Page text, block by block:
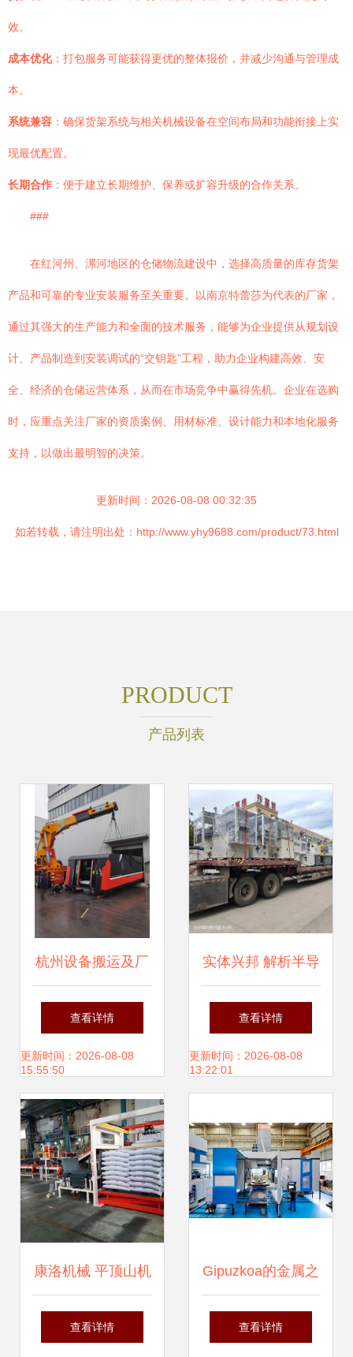
效。
成本优化：打包服务可能获得更优的整体报价，并减少沟通与管理成
本。
系统兼容 ：确保货架系统与相关机械设备在空间布局和功能衔接上实
现最优配置。
长期合作 ：便于建立长期维护、保养或扩容升级的合作关系。
###
在红河州、漯河地区的仓储物流建设中，选择高质量的库存货架
产品和可靠的专业安装服务至关重要。以南京特蕾莎为代表的厂家，
通过其强大的生产能力和全面的技术服务，能够为企业提供从规划设
计、产品制造到安装调试的“交钥匙”工程，助力企业构建高效、安
全、经济的仓储运营体系，从而在市场竞争中赢得先机。企业在选购
时，应重点关注厂家的资质案例、用材标准、设计能力和本地化服务
支持，以做出最明智的决策。
更新时间：2026-08-08 00:32:35
如若转载，请注明出处：http://www.yhy9688.com/product/73.html
PRODUCT
产品列表
杭州设备搬运及厂
房搬迁服务商推荐
指南 如何选择靠谱
的机械设备安装公
司
查看详情
更新时间：2026-08-08
15:55:50
实体兴邦 解析半导
体设备搬运与重型
机械吊装的专业化
查看详情
更新时间：2026-08-08
13:22:01
康洛机械 平顶山机
器人码垛设备的服
查看详情
Gipuzkoa的金属之
心 立式车床与数控
查看详情